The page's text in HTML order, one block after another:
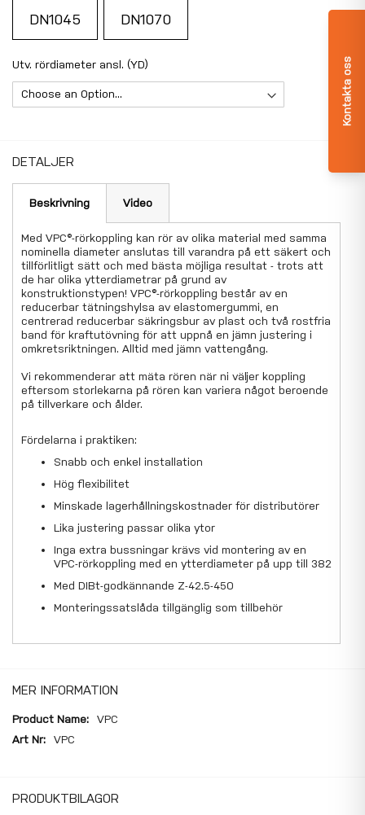
Kontakta oss
DN1045 DN1070
Utv. rördiameter ansl. (YD)
DETALJER
Beskrivning Video
Med VPC®-rörkoppling kan rör av olika material med samma
nominella diameter anslutas till varandra på ett säkert och
tillförlitligt sätt och med bästa möjliga resultat - trots att
de har olika ytterdiametrar på grund av
konstruktionstypen! VPC®-rörkoppling består av en
reducerbar tätningshylsa av elastomergummi, en
centrerad reducerbar säkringsbur av plast och två rostfria
band för kraftutövning för att uppnå en jämn justering i
omkretsriktningen. Alltid med jämn vattengång.
Vi rekommenderar att mäta rören när ni väljer koppling
eftersom storlekarna på rören kan variera något beroende
på tillverkare och ålder.
Fördelarna i praktiken:
Snabb och enkel installation
Hög flexibilitet
Minskade lagerhållningskostnader för distributörer
Lika justering passar olika ytor
Inga extra bussningar krävs vid montering av en
VPC-rörkoppling med en ytterdiameter på upp till 382
Med DIBt-godkännande Z-42.5-450
Monteringssatslåda tillgänglig som tillbehör
MER INFORMATION
Mer
information
VPC
VPC
PRODUKTBILAGOR